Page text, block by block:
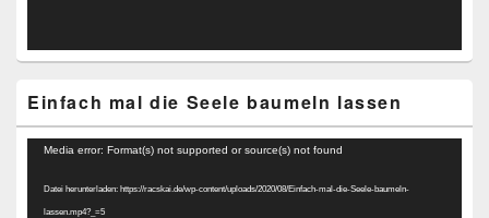
Einfach mal die Seele baumeln lassen
Video-
Media error: Format(s) not supported or source(s) not found
Datei herunterladen: https://racskai.de/wp-content/uploads/2020/08/Einfach-mal-die-Seele-baumeln-
lassen.mp4?_=5